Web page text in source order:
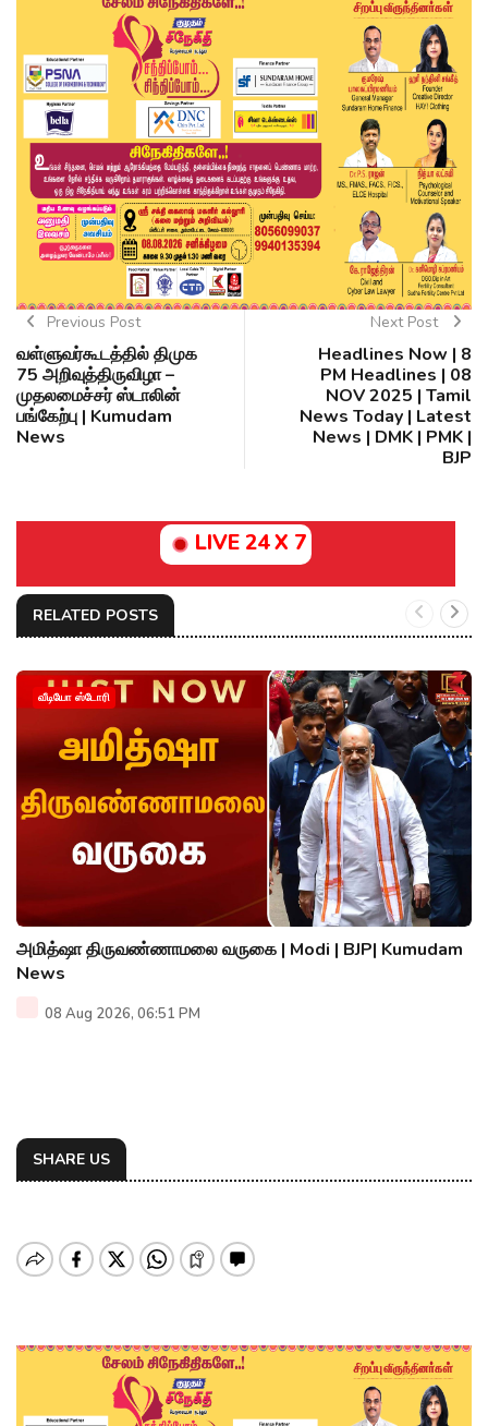
Previous Post
வள்ளுவர்கூடத்தில் திமுக
75 அறிவுத்திருவிழா –
முதலமைச்சர் ஸ்டாலின்
பங்கேற்பு | Kumudam
News
Next Post
Headlines Now | 8
PM Headlines | 08
NOV 2025 | Tamil
News Today | Latest
News | DMK | PMK |
BJP
LIVE 24 X 7
RELATED POSTS
வீடியோ ஸ்டோரி
அமித்ஷா திருவண்ணாமலை வருகை | Modi | BJP| Kumudam
News
08 Aug 2026, 06:51 PM
SHARE US